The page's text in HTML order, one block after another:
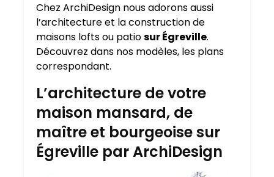
Chez ArchiDesign nous adorons aussi
l’architecture et la construction de
maisons lofts ou patiosur Égreville.
Découvrez dans nos modèles, les plans
correspondant.
L’architecture de votre
maison mansard, de
maître et bourgeoise sur
Égreville par ArchiDesign